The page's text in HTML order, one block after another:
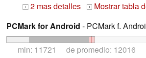
+ 2 mas detalles +
Mostrar tabla
PCMark for Android - PCMark f.
min: 11721 de promedio: 12016